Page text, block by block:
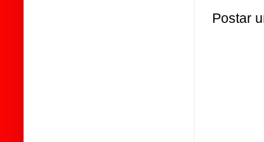
Postar